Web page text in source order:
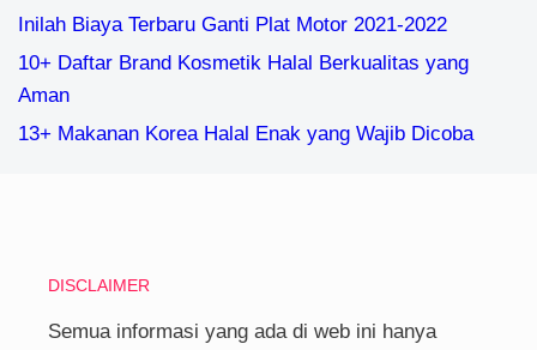
Inilah Biaya Terbaru Ganti Plat Motor 2021-2022
10+ Daftar Brand Kosmetik Halal Berkualitas yang
Aman
13+ Makanan Korea Halal Enak yang Wajib Dicoba
DISCLAIMER
Semua informasi yang ada di web ini hanya